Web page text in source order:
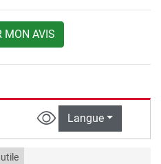
MON AVIS
Langue